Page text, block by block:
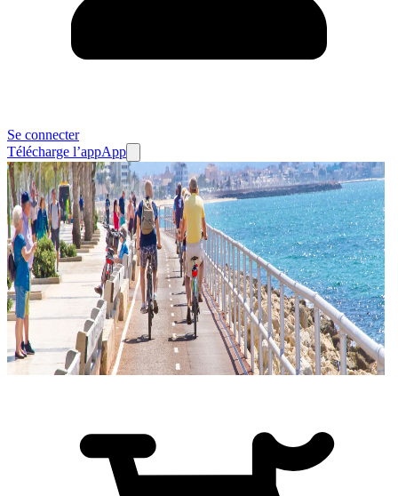
Se connecter
Télécharge l’appApp